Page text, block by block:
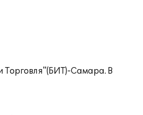
Торговля"(БИТ)-Самара. В